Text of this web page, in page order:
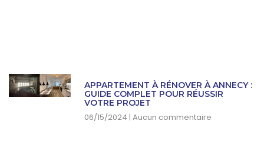
APPARTEMENT À RÉNOVER À ANNECY :
GUIDE COMPLET POUR RÉUSSIR
VOTRE PROJET
06/15/2024 Aucun commentaire